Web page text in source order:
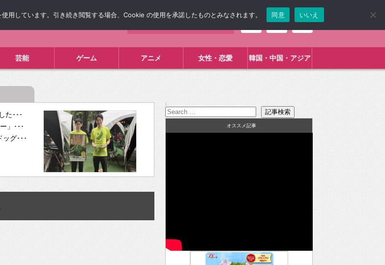
芸能 ゲーム アニメ 女性・恋愛 韓国・中国・アジア
た･･･
」･･･
グ･･･
･
･
:
オススメ記事
用しています。引き続き閲覧する場合、Cookie の使用を承諾したものとみなされます。 同意 いいえ